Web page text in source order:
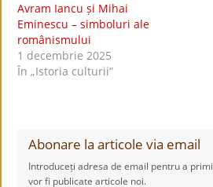
Avram Iancu și Mihai
Eminescu – simboluri ale
românismului
1 decembrie 2025
În „Istoria culturii”
Abonare la articole via email
Introduceți adresa de email pentru a
vor fi publicate articole noi.